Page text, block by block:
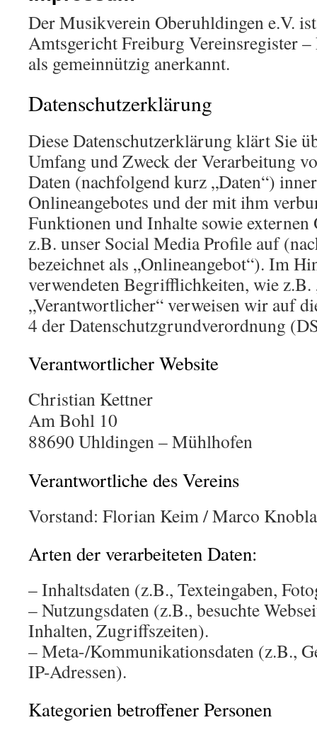
Der Musikverein Oberuhldingen e.V.
Amtsgericht Freiburg Vereinsregister
als gemeinnützig anerkannt.
Datenschutzerklärung
Diese Datenschutzerklärung klärt Sie
Umfang und Zweck der Verarbeitung
Daten (nachfolgend kurz „Daten“)
Onlineangebotes und der mit ihm
Funktionen und Inhalte sowie externen
z.B. unser Social Media Profile auf
bezeichnet als „Onlineangebot“). Im
verwendeten Begrifflichkeiten, wie z.B.
„Verantwortlicher“ verweisen wir auf
4 der Datenschutzgrundverordnung
Verantwortlicher Website
Christian Kettner
Am Bohl 10
88690 Uhldingen – Mühlhofen
Verantwortliche des Vereins
Vorstand: Florian Keim / Marco
Arten der verarbeiteten Daten:
– Inhaltsdaten (z.B., Texteingaben,
– Nutzungsdaten (z.B., besuchte
Inhalten, Zugriffszeiten).
– Meta-/Kommunikationsdaten (z.B.,
IP-Adressen).
Kategorien betroffener Personen